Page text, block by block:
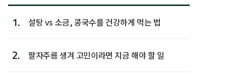
1. 설탕 vs 소금, 콩국수를 건강하게 먹는 법
2. 팔자주름 생겨 고민이라면 지금 해야 할 일